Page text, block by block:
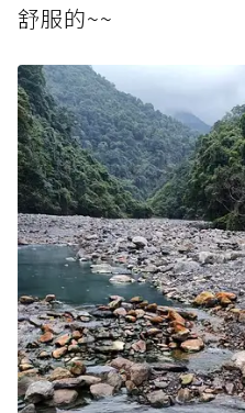
舒服的~~